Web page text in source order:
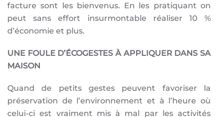
facture sont les bienvenus. En les pratiquant on
peut sans effort insurmontable réaliser 10 %
d’économie et plus.
UNE FOULE D’ÉCOGESTES À APPLIQUER DANS SA
MAISON
Quand de petits gestes peuvent favoriser la
préservation de l’environnement et à l’heure où
celui-ci est vraiment mis à mal par les activités